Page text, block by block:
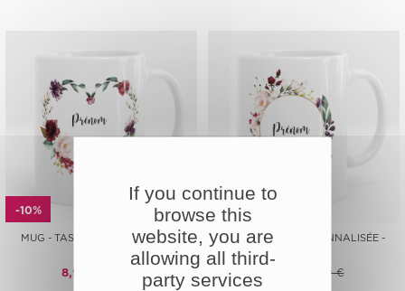
-10%
MUG - TASSE PERSONNALISÉE -
8,91 €
-10%
MUG - TASSE PERSONNALISÉE -
9,90 €
If you continue to
browse this
website, you are
allowing all third-
party services